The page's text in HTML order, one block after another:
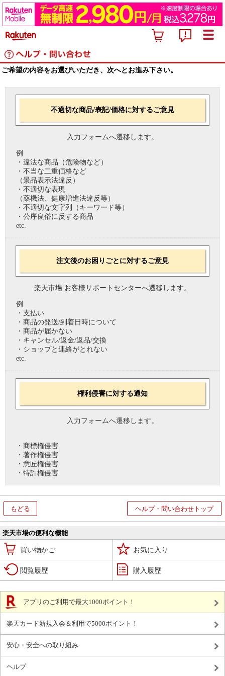
ご希望の内容をお選びいただき、次へとお進み下さい。
不適切な商品/表記/価格に対するご意見
入力フォームへ遷移します。
例
・違法な商品（危険物など）
・不当な二重価格など
（景品表示法違反）
・不適切な表現
（薬機法、健康増進法違反等）
・不適切な文字列（キーワード等）
・公序良俗に反する商品
etc.
注文後のお困りごとに対するご意見
楽天市場 お客様サポートセンターへ遷移します。
例
・支払い
・商品の発送/到着日時について
・商品が届かない
・キャンセル/返金/返品/交換
・ショップと連絡がとれない
etc.
権利侵害に対する通知
入力フォームへ遷移します。
・商標権侵害
・著作権侵害
・意匠権侵害
・特許権侵害
もどる ヘルプ・問い合わせトップ
楽天市場の便利な機能
買い物かご お気に入り
閲覧履歴 購入履歴
アプリのご利用で最大1000ポイント！
楽天カード新規入会＆利用で5000ポイント！
安心・安全への取り組み
ヘルプ